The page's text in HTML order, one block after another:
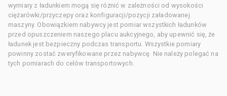
wymiary z ładunkiem mogą się różnić w zależności od wysokości
ciężarówki/przyczepy oraz konfiguracji/pozycji załadowanej
maszyny. Obowiązkiem nabywcy jest pomiar wszystkich ładunków
przed opuszczeniem naszego placu aukcyjnego, aby upewnić się, że
ładunek jest bezpieczny podczas transportu. Wszystkie pomiary
powinny zostać zweryfikowane przez nabywcę. Nie należy polegać na
tych pomiarach do celów transportowych.